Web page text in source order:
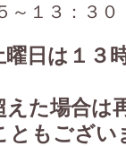
３：３０
日は１３
た場合は
ともござい